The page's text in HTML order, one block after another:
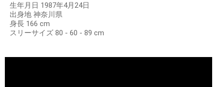
生年月日 1987年4月24日
出身地 神奈川県
身長 166 cm
スリーサイズ 80 - 60 - 89 cm